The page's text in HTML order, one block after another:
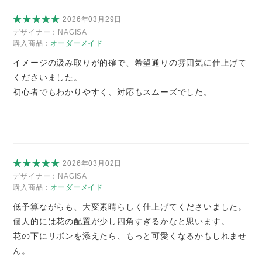
2026年03月29日
デザイナー： NAGISA
購入商品： オーダーメイド
イメージの汲み取りが的確で、希望通りの雰囲気に仕上げて
くださいました。
初心者でもわかりやすく、対応もスムーズでした。
2026年03月02日
デザイナー： NAGISA
購入商品： オーダーメイド
低予算ながらも、大変素晴らしく仕上げてくださいました。
個人的には花の配置が少し四角すぎるかなと思います。
花の下にリボンを添えたら、もっと可愛くなるかもしれませ
ん。